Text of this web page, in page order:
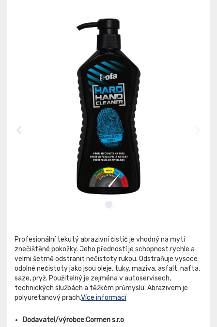
Profesionální tekutý abrazivní čistič je vhodný na mytí
znečištěné pokožky. Jeho předností je schopnost rychle a
velmi šetrně odstranit nečistoty rukou. Odstraňuje vysoce
odolné nečistoty jako jsou oleje, tuky, maziva, asfalt, nafta,
saze, pryž. Použitelný je zejména v autoservisech,
technických službách a těžkém průmyslu. Abrazivem je
polyuretanový prach.Více informací
Dodavatel/výrobce:Cormen s.r.o